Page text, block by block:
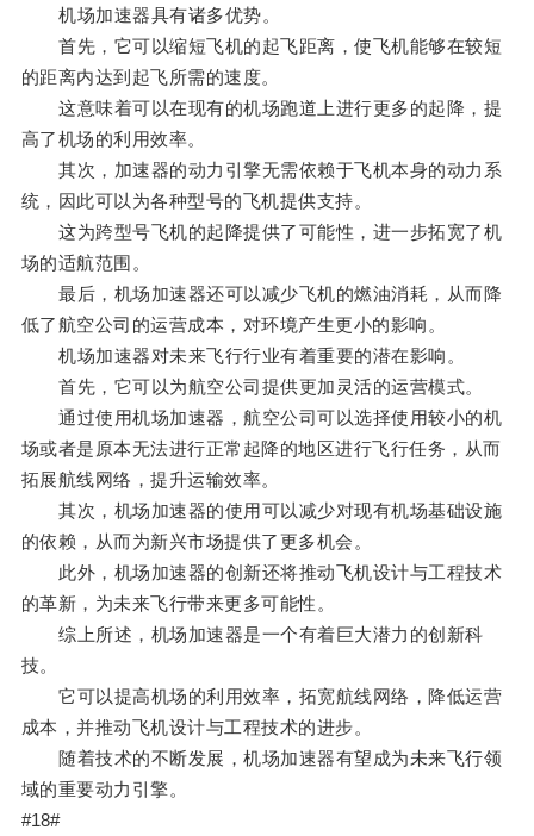
机场加速器具有诸多优势。
首先，它可以缩短飞机的起飞距离，使飞机能够在较短
的距离内达到起飞所需的速度。
这意味着可以在现有的机场跑道上进行更多的起降，提
高了机场的利用效率。
其次，加速器的动力引擎无需依赖于飞机本身的动力系
统，因此可以为各种型号的飞机提供支持。
这为跨型号飞机的起降提供了可能性，进一步拓宽了机
场的适航范围。
最后，机场加速器还可以减少飞机的燃油消耗，从而降
低了航空公司的运营成本，对环境产生更小的影响。
机场加速器对未来飞行行业有着重要的潜在影响。
首先，它可以为航空公司提供更加灵活的运营模式。
通过使用机场加速器，航空公司可以选择使用较小的机
场或者是原本无法进行正常起降的地区进行飞行任务，从而
拓展航线网络，提升运输效率。
其次，机场加速器的使用可以减少对现有机场基础设施
的依赖，从而为新兴市场提供了更多机会。
此外，机场加速器的创新还将推动飞机设计与工程技术
的革新，为未来飞行带来更多可能性。
综上所述，机场加速器是一个有着巨大潜力的创新科
技。
它可以提高机场的利用效率，拓宽航线网络，降低运营
成本，并推动飞机设计与工程技术的进步。
随着技术的不断发展，机场加速器有望成为未来飞行领
域的重要动力引擎。
#18#